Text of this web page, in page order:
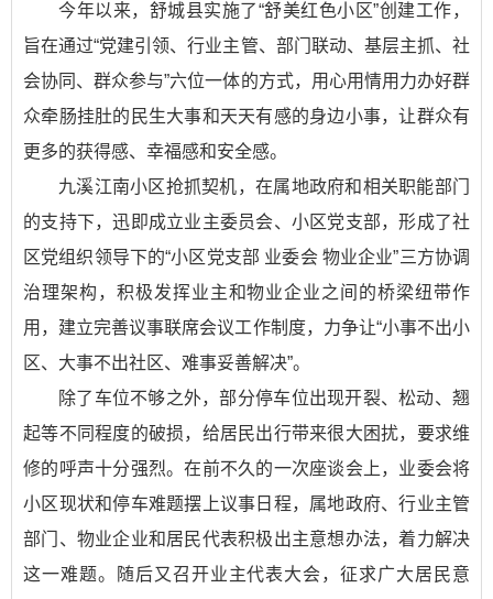
今年以来，舒城县实施了“舒美红色小区”创建工作，
旨在通过“党建引领、行业主管、部门联动、基层主抓、社
会协同、群众参与”六位一体的方式，用心用情用力办好群
众牵肠挂肚的民生大事和天天有感的身边小事，让群众有
更多的获得感、幸福感和安全感。
九溪江南小区抢抓契机，在属地政府和相关职能部门
的支持下，迅即成立业主委员会、小区党支部，形成了社
区党组织领导下的“小区党支部 业委会 物业企业”三方协调
治理架构，积极发挥业主和物业企业之间的桥梁纽带作
用，建立完善议事联席会议工作制度，力争让“小事不出小
区、大事不出社区、难事妥善解决”。
除了车位不够之外，部分停车位出现开裂、松动、翘
起等不同程度的破损，给居民出行带来很大困扰，要求维
修的呼声十分强烈。在前不久的一次座谈会上，业委会将
小区现状和停车难题摆上议事日程，属地政府、行业主管
部门、物业企业和居民代表积极出主意想办法，着力解决
这一难题。随后又召开业主代表大会，征求广大居民意